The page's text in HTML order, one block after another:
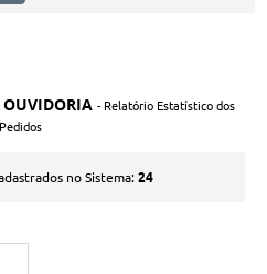
OUVIDORIA - Relatório Estatístico dos
Pedidos
no Sistema: 24